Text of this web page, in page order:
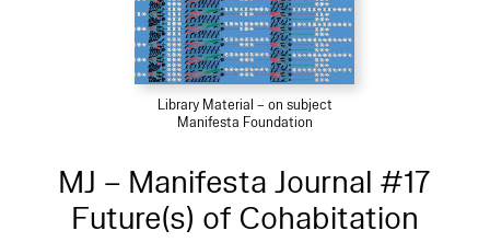
Library Material – on subject
Manifesta Foundation
MJ – Manifesta Journal #17
Future(s) of Cohabitation